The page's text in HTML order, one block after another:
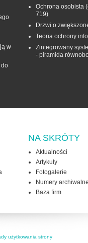
w
do
Ochrona osobista
719)
Drzwi o
Teoria ochrony
Zintegrowany
- piramida
NA SKRÓTY
Aktualności
Artykuły
Fotogalerie
Numery archiwalne
Baza firm
użytkowania strony